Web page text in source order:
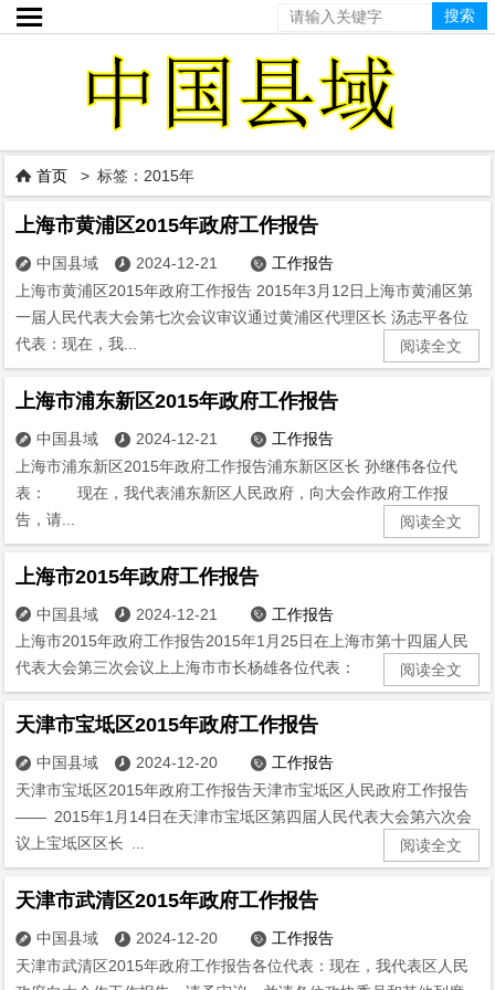

 首页 > 标签：2015年
上海市黄浦区2015年政府工作报告
 中国县域  2024-12-21  工作报告
上海市黄浦区2015年政府工作报告 2015年3月12日上海市黄浦区第
一届人民代表大会第七次会议审议通过黄浦区代理区长 汤志平各位
代表：现在，我...
阅读全文
上海市浦东新区2015年政府工作报告
 中国县域  2024-12-21  工作报告
上海市浦东新区2015年政府工作报告浦东新区区长 孙继伟各位代
表： 现在，我代表浦东新区人民政府，向大会作政府工作报
告，请...
阅读全文
上海市2015年政府工作报告
 中国县域  2024-12-21  工作报告
上海市2015年政府工作报告2015年1月25日在上海市第十四届人民
代表大会第三次会议上上海市市长杨雄各位代表： 现在，我...
阅读全文
天津市宝坻区2015年政府工作报告
 中国县域  2024-12-20  工作报告
天津市宝坻区2015年政府工作报告天津市宝坻区人民政府工作报告
—— 2015年1月14日在天津市宝坻区第四届人民代表大会第六次会
议上宝坻区区长 ...
阅读全文
天津市武清区2015年政府工作报告
 中国县域  2024-12-20  工作报告
天津市武清区2015年政府工作报告各位代表：现在，我代表区人民